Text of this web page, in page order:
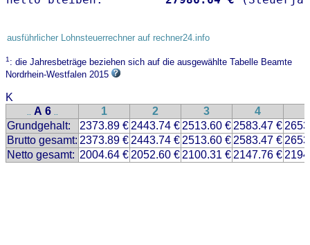
ausführlicher Lohnsteuerrechner auf rechner24.info
1: die Jahresbeträge beziehen sich auf die ausgewählte Tabelle Beamte
Nordrhein-Westfalen 2015
K
.. A 6 .. 1 2 3 4
Grundgehalt:
2373.89 € 2443.74 € 2513.60 € 2583.47 €
Brutto gesamt: 2373.89 € 2443.74 € 2513.60 € 2583.47 €
Netto gesamt: 2004.64 € 2052.60 € 2100.31 € 2147.76 €